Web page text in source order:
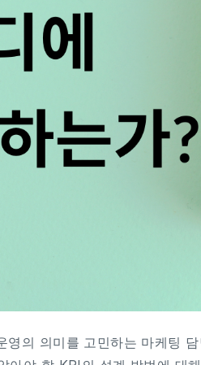
의 의미를 고민하는 마케팅